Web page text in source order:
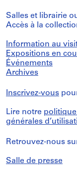
Salles et librairie
Accès à la
Information au
Expositions en
Événements
Archives
Inscrivez-vous
Lire notre
générales
Retrouvez-nous
Salle de presse